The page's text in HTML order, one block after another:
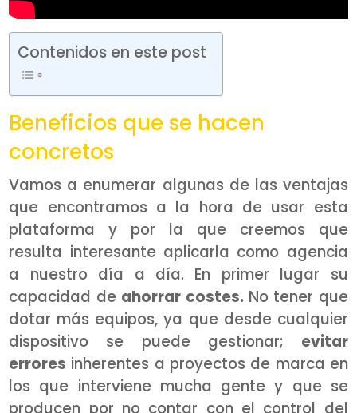
Contenidos en este post
Beneficios que se hacen
concretos
Vamos a enumerar algunas de las ventajas
que encontramos a la hora de usar esta
plataforma y por la que creemos que
resulta interesante aplicarla como agencia
a nuestro día a día. En primer lugar su
capacidad de ahorrar costes.No tener que
dotar más equipos, ya que desde cualquier
dispositivo se puede gestionar; evitar
errores inherentes a proyectos de marca en
los que interviene mucha gente y que se
producen por no contar con el control del